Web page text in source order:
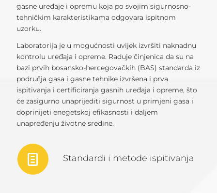
gasne uređaje i opremu koja po svojim sigurnosno-
tehničkim karakteristikama odgovara ispitnom
uzorku.
Laboratorija je u mogućnosti uvijek izvršiti naknadnu
kontrolu uređaja i opreme. Raduje činjenica da su na
bazi prvih bosansko-hercegovačkih (BAS) standarda iz
područja gasa i gasne tehnike izvršena i prva
ispitivanja i certificiranja gasnih uređaja i opreme, što
će zasigurno unaprijediti sigurnost u primjeni gasa i
doprinijeti enegetskoj efikasnosti i daljem
unapređenju životne sredine.
Standardi i metode ispitivanja